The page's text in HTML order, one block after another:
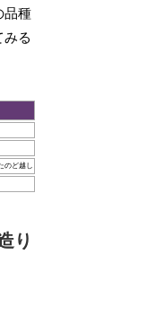
品種
みる
のど越し
り